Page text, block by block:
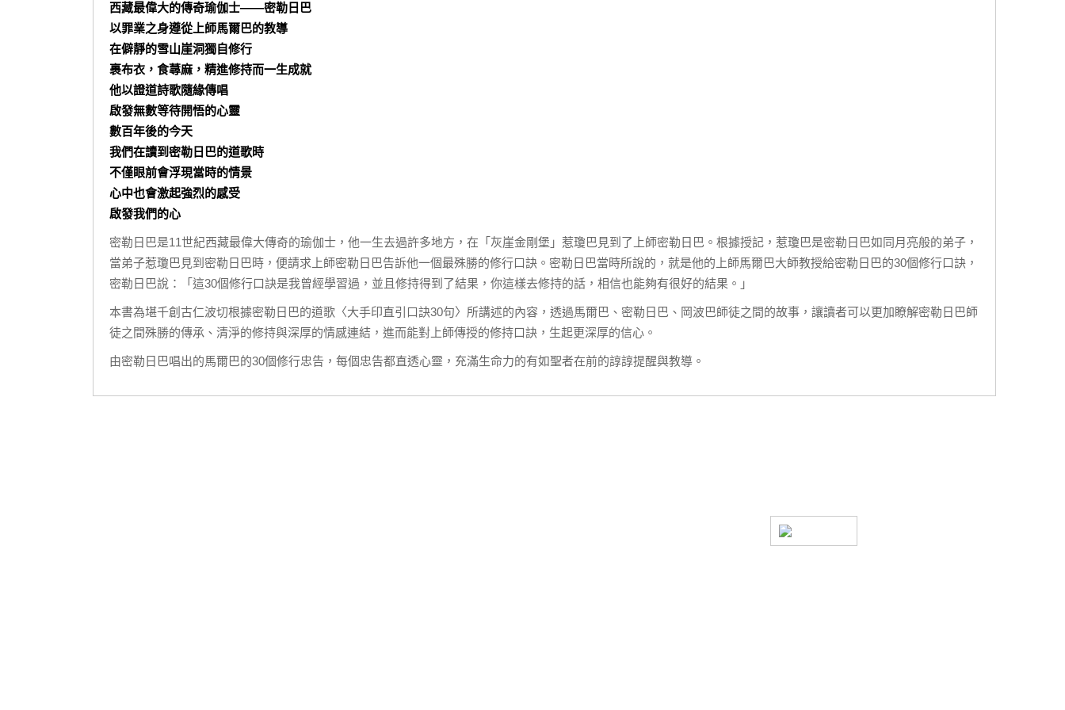
西藏最偉大的傳奇瑜伽士——密勒日巴
以罪業之身遵從上師馬爾巴的教導
在僻靜的雪山崖洞獨自修行
裹布衣，食蕁麻，精進修持而一生成就
他以證道詩歌隨緣傳唱
啟發無數等待開悟的心靈
數百年後的今天
我們在讀到密勒日巴的道歌時
不僅眼前會浮現當時的情景
心中也會激起強烈的感受
啟發我們的心
密勒日巴是11世紀西藏最偉大傳奇的瑜伽士，他一生去過許多地方，在「灰崖金剛堡」惹瓊巴見到了上師密勒日巴。根據授記，惹瓊巴是密勒日巴如同月亮般的弟子，
當弟子惹瓊巴見到密勒日巴時，便請求上師密勒日巴告訴他一個最殊勝的修行口訣。密勒日巴當時所說的，就是他的上師馬爾巴大師教授給密勒日巴的30個修行口訣，
密勒日巴說：「這30個修行口訣是我曾經學習過，並且修持得到了結果，你這樣去修持的話，相信也能夠有很好的結果。」
本書為堪千創古仁波切根據密勒日巴的道歌〈大手印直引口訣30句〉所講述的內容，透過馬爾巴、密勒日巴、岡波巴師徒之間的故事，讓讀者可以更加瞭解密勒日巴師
徒之間殊勝的傳承、清淨的修持與深厚的情感連結，進而能對上師傳授的修持口訣，生起更深厚的信心。
由密勒日巴唱出的馬爾巴的30個修行忠告，每個忠告都直透心靈，充滿生命力的有如聖者在前的諄諄提醒與教導。